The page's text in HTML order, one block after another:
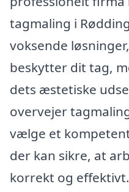
tagmaling i
voksende
beskytter dit tag,
dets æstetiske
overvejer
vælge et
der kan sikre, at
korrekt og